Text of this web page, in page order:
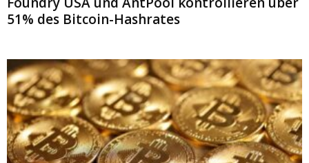
51% des Bitcoin-Hashrates